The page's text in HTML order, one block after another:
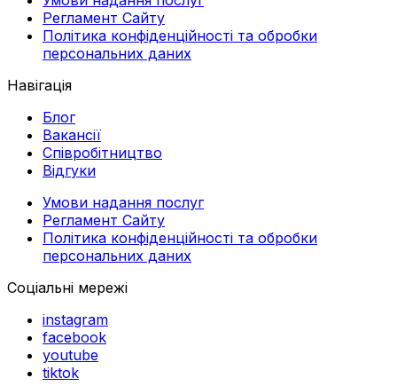
Регламент Сайту
Політика конфіденційності та обробки
персональних даних
Навігація
Блог
Вакансії
Співробітництво
Відгуки
Умови надання послуг
Регламент Сайту
Політика конфіденційності та обробки
персональних даних
Соціальні мережі
instagram
facebook
youtube
tiktok